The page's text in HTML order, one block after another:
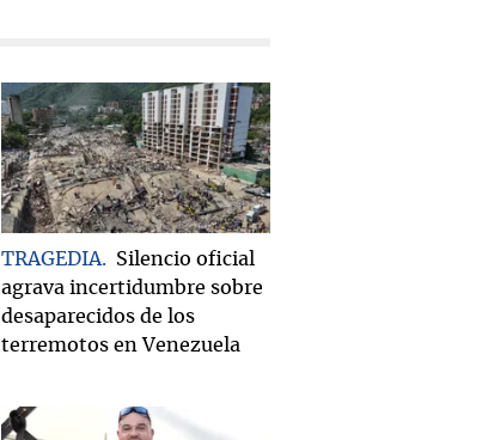
TRAGEDIA
Silencio oficial
agrava incertidumbre sobre
desaparecidos de los
terremotos en Venezuela